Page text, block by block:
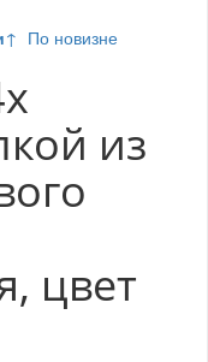
↑ По новизне
из
цвет